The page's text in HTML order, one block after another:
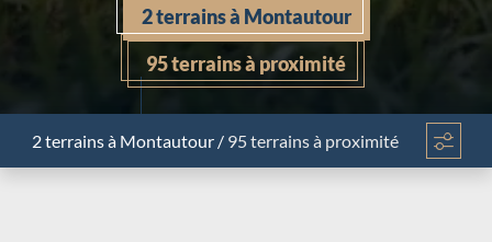
2 terrains à Montautour
95 terrains à proximité
2 terrainsà Montautour / 95 terrains à proximité